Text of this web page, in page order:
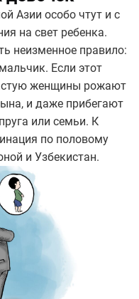
Азии особо чтут и с
на свет ребенка.
неизменное правило:
Если этот
женщины рожают
и даже прибегают
или семьи. К
по половому
и Узбекистан.